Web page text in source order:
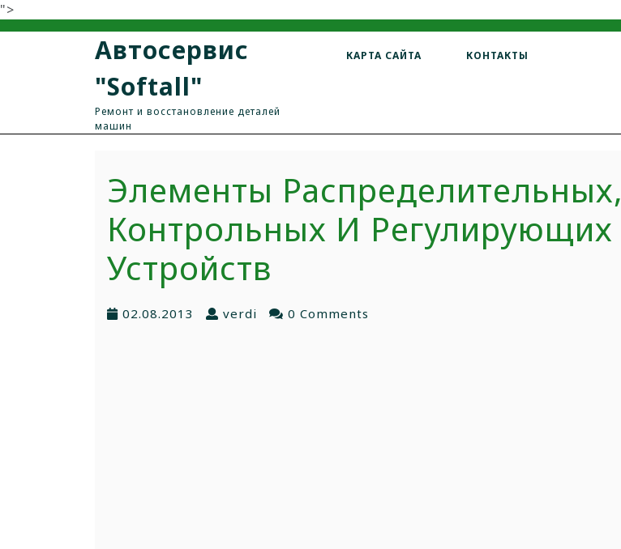
">
Автосервис
"Softall"
Ремонт и восстановление деталей
машин
КАРТА САЙТА КОНТАКТЫ
Элементы Распределительных,
Контрольных И Регулирующих
Устройств
02.08.2013 verdi 0 Comments